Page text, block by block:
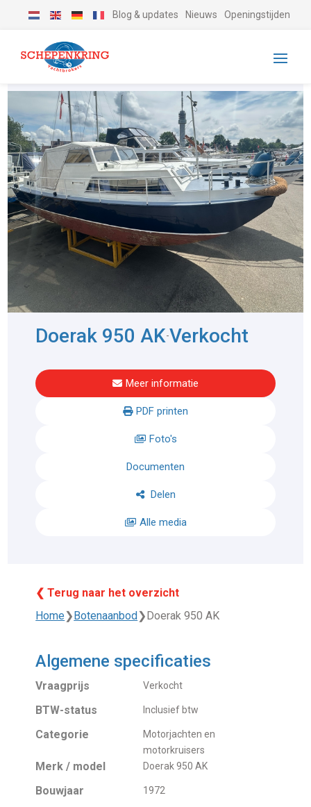
Blog & updates Nieuws Openingstijden
Doerak 950 AK-Verkocht
Meer informatie
PDF printen
Foto's
Documenten
Delen
Alle media
❮ Terug naar het overzicht
Home❯ Botenaanbod ❯ Doerak 950 AK
Algemene specificaties
Vraagprijs Verkocht
BTW-status Inclusief btw
Categorie
Motorjachten en
motorkruisers
Merk / model Doerak 950 AK
Bouwjaar 1972